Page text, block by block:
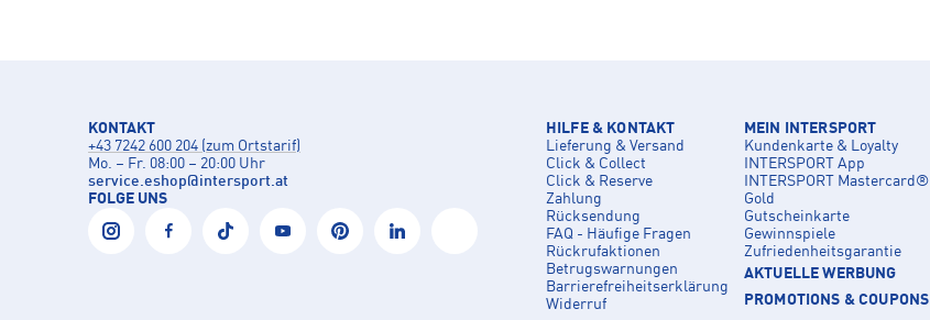
KONTAKT
+43 7242 600 204 (zum Ortstarif)
Mo. – Fr. 08:00 – 20:00 Uhr
service.eshop@intersport.at
FOLGE UNS
HILFE & KONTAKT
Lieferung & Versand
Click & Collect
Click & Reserve
Zahlung
Rücksendung
FAQ - Häufige Fragen
Rückrufaktionen
Betrugswarnungen
Barrierefreiheitserklärung
Widerruf
MEIN INTERSPORT
Kundenkarte & Loyalty
INTERSPORT App
INTERSPORT Mastercard®
Gold
Gutscheinkarte
Gewinnspiele
Zufriedenheitsgarantie
AKTUELLE WERBUNG
PROMOTIONS & COUPONS